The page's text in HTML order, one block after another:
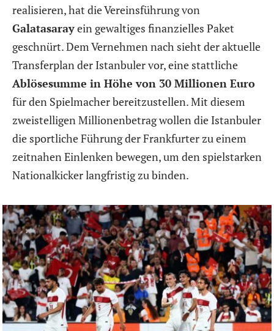
realisieren, hat die Vereinsführung von
Galatasarayein gewaltiges finanzielles Paket
geschnürt. Dem Vernehmen nach sieht der aktuelle
Transferplan der Istanbuler vor, eine stattliche
Ablösesumme in Höhe von 30 Millionen Euro
für den Spielmacher bereitzustellen. Mit diesem
zweistelligen Millionenbetrag wollen die Istanbuler
die sportliche Führung der Frankfurter zu einem
zeitnahen Einlenken bewegen, um den spielstarken
Nationalkicker langfristig zu binden.